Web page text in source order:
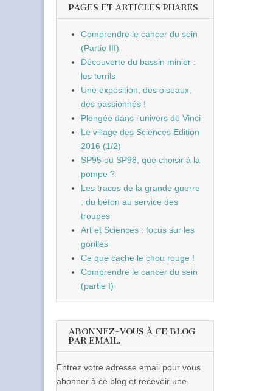
PAGES ET ARTICLES PHARES
Comprendre le cancer du sein
(Partie III)
Découverte du bassin minier :
les terrils
Une exposition, des oiseaux,
des passionnés !
Plongée dans l'univers de Vinci
Le village des Sciences Edition
2016 (1/2)
SP95 ou SP98, que choisir à la
pompe ?
Les traces de la grande guerre
: du béton au service des
troupes
Art et Sciences : focus sur les
gorilles
Ce que cache le chou rouge !
Comprendre le cancer du sein
(partie I)
ABONNEZ-VOUS À CE BLOG
PAR EMAIL.
Entrez votre adresse email pour vous
abonner à ce blog et recevoir une